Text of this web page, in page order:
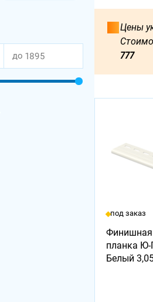
до
Цены
777
под заказ
Финишная
планка Ю-
Белый